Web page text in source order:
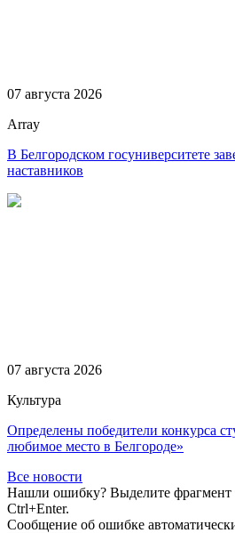
07 августа 2026
Array
В Белгородском госуниверситете
наставников
07 августа 2026
Культура
Определены победители конкурса
любимое место в Белгороде»
Все новости
Нашли ошибку? Выделите фрагмент
Ctrl+Enter.
Сообщение об ошибке